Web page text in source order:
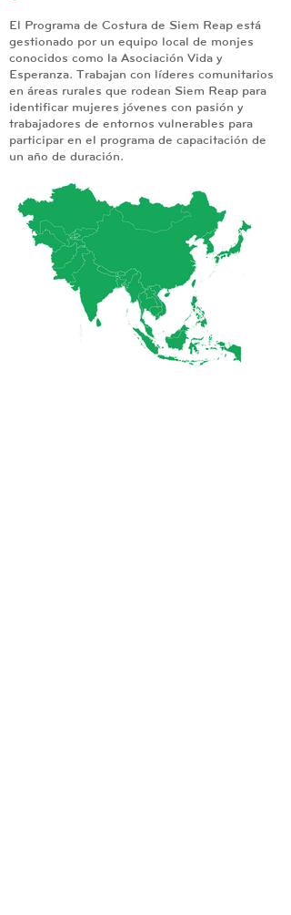
El Programa de Costura de Siem Reap está
gestionado por un equipo local de monjes
conocidos como la Asociación Vida y
Esperanza. Trabajan con líderes comunitarios
en áreas rurales que rodean Siem Reap para
identificar mujeres jóvenes con pasión y
trabajadores de entornos vulnerables para
participar en el programa de capacitación de
un año de duración.